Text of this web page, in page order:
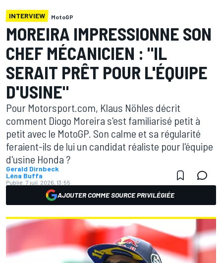
INTERVIEW MotoGP
MOREIRA IMPRESSIONNE SON
CHEF MÉCANICIEN : "IL
SERAIT PRÊT POUR L'ÉQUIPE
D'USINE"
Pour Motorsport.com, Klaus Nöhles décrit
comment Diogo Moreira s'est familiarisé petit à
petit avec le MotoGP. Son calme et sa régularité
feraient-ils de lui un candidat réaliste pour l'équipe
d'usine Honda ?
Gerald Dirnbeck
Léna Buffa
Publié: 7 juil. 2026, 13:55
AJOUTER COMME SOURCE PRIVILÉGIÉE